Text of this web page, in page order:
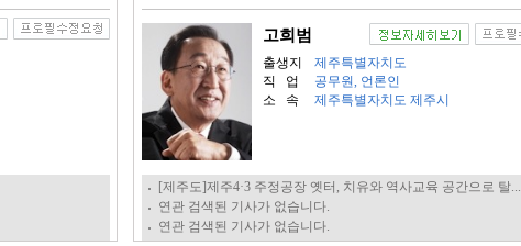
고희범
출생지
제주특별자치도
직 업
공무원, 언론인
소 속
제주특별자치도 제주시
[제주도]제주4·3 주정공장 옛터, 치유와 역사교육 공간으로 탈...
연관 검색된 기사가 없습니다.
연관 검색된 기사가 없습니다.